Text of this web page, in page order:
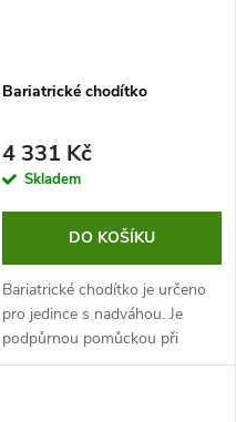
Bariatrické chodítko
4 331 Kč
Skladem
DO KOŠÍKU
Bariatrické chodítko je určeno
pro jedince s nadváhou. Je
podpůrnou pomůckou při
omezené pohyblivosti a díky